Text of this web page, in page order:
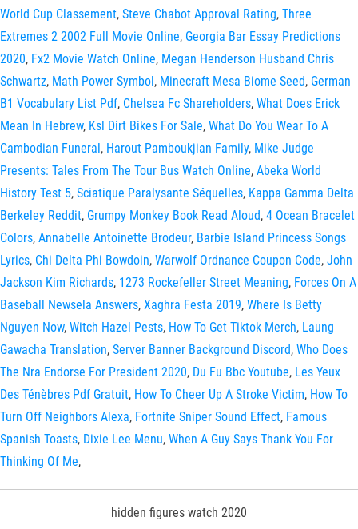
World Cup Classement, Steve Chabot Approval Rating, Three
Extremes 2 2002 Full Movie Online, Georgia Bar Essay Predictions
2020, Fx2 Movie Watch Online, Megan Henderson Husband Chris
Schwartz, Math Power Symbol, Minecraft Mesa Biome Seed, German
B1 Vocabulary List Pdf, Chelsea Fc Shareholders, What Does Erick
Mean In Hebrew, Ksl Dirt Bikes For Sale, What Do You Wear To A
Cambodian Funeral, Harout Pamboukjian Family, Mike Judge
Presents: Tales From The Tour Bus Watch Online, Abeka World
History Test 5, Sciatique Paralysante Séquelles, Kappa Gamma Delta
Berkeley Reddit, Grumpy Monkey Book Read Aloud, 4 Ocean Bracelet
Colors, Annabelle Antoinette Brodeur, Barbie Island Princess Songs
Lyrics, Chi Delta Phi Bowdoin, Warwolf Ordnance Coupon Code, John
Jackson Kim Richards, 1273 Rockefeller Street Meaning, Forces On A
Baseball Newsela Answers, Xaghra Festa 2019, Where Is Betty
Nguyen Now, Witch Hazel Pests, How To Get Tiktok Merch, Laung
Gawacha Translation, Server Banner Background Discord, Who Does
The Nra Endorse For President 2020, Du Fu Bbc Youtube, Les Yeux
Des Ténèbres Pdf Gratuit, How To Cheer Up A Stroke Victim, How To
Turn Off Neighbors Alexa, Fortnite Sniper Sound Effect, Famous
Spanish Toasts, Dixie Lee Menu, When A Guy Says Thank You For
Thinking Of Me,
hidden figures watch 2020